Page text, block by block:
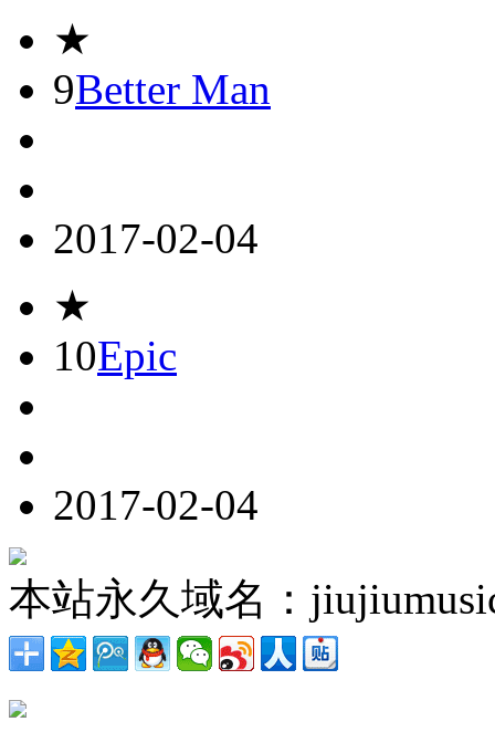
★
9Better Man
2017-02-04
★
10Epic
2017-02-04
本站永久域名：